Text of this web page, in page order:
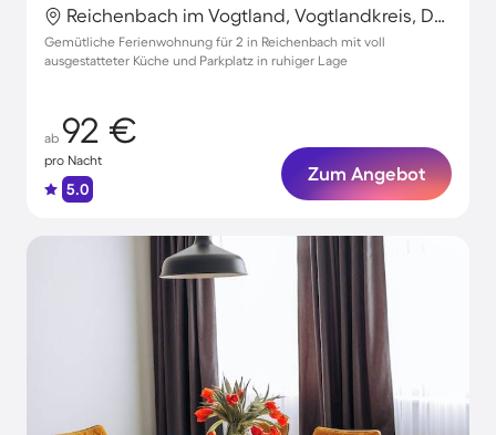
Reichenbach im Vogtland, Vogtlandkreis, Deutschland
Gemütliche Ferienwohnung für 2 in Reichenbach mit voll
ausgestatteter Küche und Parkplatz in ruhiger Lage
ab 92 €
pro Nacht
5.0
Zum Angebot